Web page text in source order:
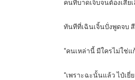
คนที่บาดเจ็บจนต้องเสีย
ทันทีที่เฉินเจิ้นปั่งพูดจบ
“คนเหล่านี้ มีใครไม่ใช่
“เพราะฉะนั้นแล้ว ไป๋เ